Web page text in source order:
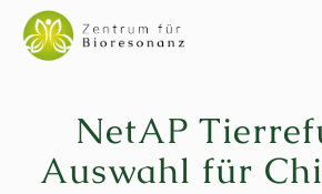
NetAP
Auswahl für